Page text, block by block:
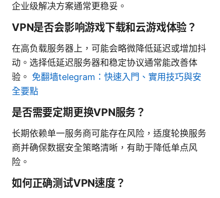
企业级解决方案通常更稳妥。
VPN是否会影响游戏下载和云游戏体验？
在高负载服务器上，可能会略微降低延迟或增加抖
动。选择低延迟服务器和稳定协议通常能改善体
验。 免翻墙telegram：快速入門、實用技巧與安
全要點
是否需要定期更换VPN服务？
长期依赖单一服务商可能存在风险，适度轮换服务
商并确保数据安全策略清晰，有助于降低单点风
险。
如何正确测试VPN速度？